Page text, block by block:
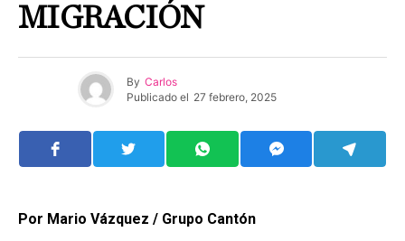
MIGRACIÓN
By Carlos
Publicado el 27 febrero, 2025
Por Mario Vázquez / Grupo Cantón